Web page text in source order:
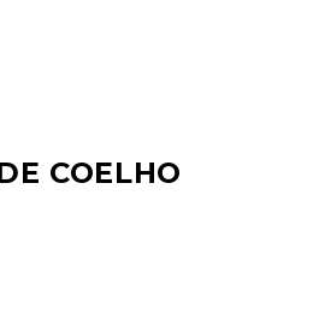
COELHO